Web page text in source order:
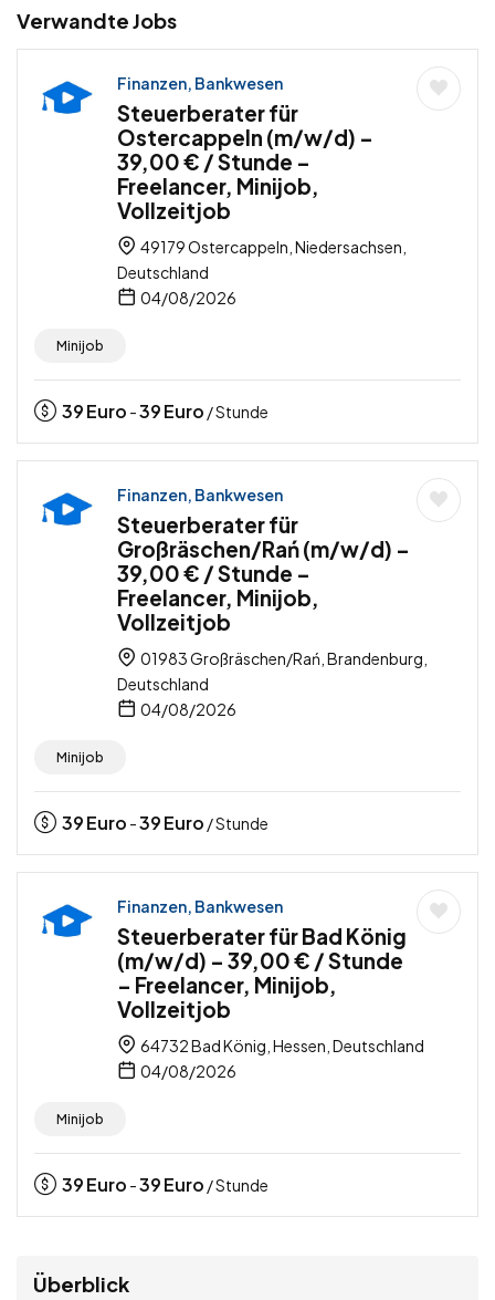
Verwandte Jobs
Finanzen, Bankwesen
Steuerberater für
Ostercappeln (m/w/d) –
39,00 € / Stunde –
Freelancer, Minijob,
Vollzeitjob
49179 Ostercappeln, Niedersachsen,
Deutschland
04/08/2026
Minijob
39Euro -39Euro / Stunde
Finanzen, Bankwesen
Steuerberater für
Großräschen/Rań (m/w/d) –
39,00 € / Stunde –
Freelancer, Minijob,
Vollzeitjob
01983 Großräschen/Rań, Brandenburg,
Deutschland
04/08/2026
Minijob
39Euro -39Euro / Stunde
Finanzen, Bankwesen
Steuerberater für Bad König
(m/w/d) – 39,00 € / Stunde
– Freelancer, Minijob,
Vollzeitjob
64732 Bad König, Hessen, Deutschland
04/08/2026
Minijob
39Euro -39Euro / Stunde
Überblick